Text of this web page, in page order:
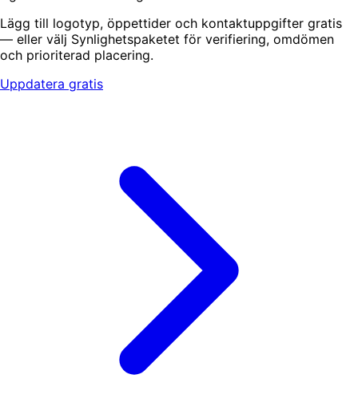
Lägg till logotyp, öppettider och kontaktuppgifter gratis
— eller välj Synlighetspaketet för verifiering, omdömen
och prioriterad placering.
Uppdatera gratis